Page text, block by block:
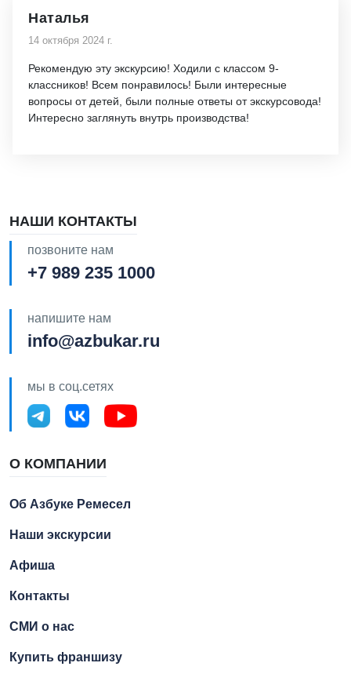
Наталья
14 октября 2024 г.
Рекомендую эту экскурсию! Ходили с классом 9-
классников! Всем понравилось! Были интересные
вопросы от детей, были полные ответы от экскурсовода!
Интересно заглянуть внутрь производства!
НАШИ КОНТАКТЫ
позвоните нам
+7 989 235 1000
напишите нам
info@azbukar.ru
мы в соц.сетях
О КОМПАНИИ
Об Азбуке Ремесел
Наши экскурсии
Афиша
Контакты
СМИ о нас
Купить франшизу